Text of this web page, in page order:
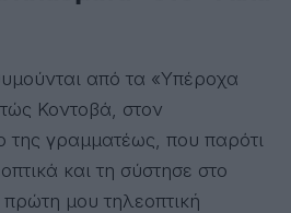
από τα «Υπέροχα
Κοντοβά, στον
της γραμματέως, που παρότι
και τη σύστησε στο
μου τηλεοπτική